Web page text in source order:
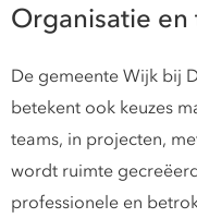
Organisatie en
De gemeente Wijk bij
betekent ook keuzes
teams, in projecten,
wordt ruimte
professionele en